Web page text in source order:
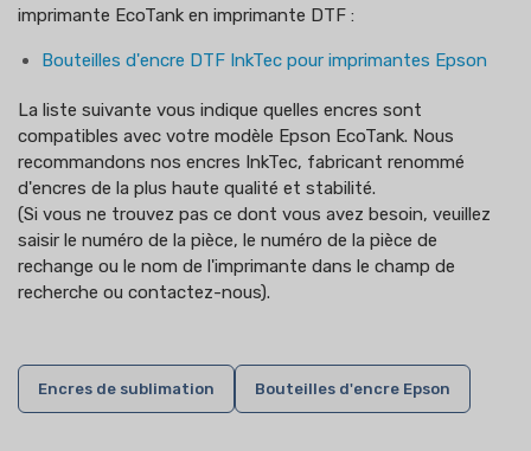
imprimante EcoTank en imprimante DTF :
Bouteilles d'encre DTF InkTec pour imprimantes Epson
La liste suivante vous indique quelles encres sont
compatibles avec votre modèle Epson EcoTank. Nous
recommandons nos encres InkTec, fabricant renommé
d'encres de la plus haute qualité et stabilité.
(Si vous ne trouvez pas ce dont vous avez besoin, veuillez
saisir le numéro de la pièce, le numéro de la pièce de
rechange ou le nom de l'imprimante dans le champ de
recherche ou contactez-nous).
Encres de sublimation Bouteilles d'encre Epson